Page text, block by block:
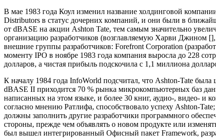
В мае 1983 года Коул изменил название холдинговой
Distributors в статус дочерних компаний, и они были в
от dBASE на акции Ashton Tate, тем самым значительно
организацию разработчиков (возглавляемую Харви Джином
внешние группы разработчиков: Forefront Corporation
моменту IPO в ноябре 1983 года компания выросла до 228
долларов, а чистая прибыль подскочила с 1,1 миллиона
К началу 1984 года InfoWorld подсчитал, что Ashton-Tate
dBASE II приходится 70 % рынка микрокомпьютерных баз
написанных на этом языке, и более 30 книг, аудио-, видео- и
согласно мнению Ратлифа, способствовало успеху Ashton-
должны заполнить другие разработчики программного
стороны, прежде чем объявлять о новом продукте или
был вышел интегрированный Офисный пакет Framework,